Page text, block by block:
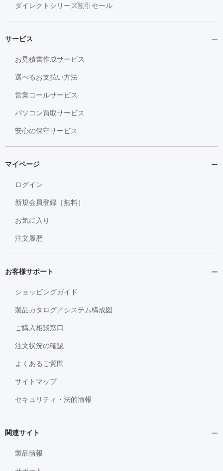
ダイレクトシリーズ割引セール
サービス
お見積書作成サービス
選べるお支払い方法
営業コールサービス
パソコン買取サービス
安心の保守サービス
マイページ
ログイン
新規会員登録［無料］
お気に入り
注文履歴
お客様サポート
ショッピングガイド
製品カタログ／システム構成図
ご購入相談窓口
注文状況の確認
よくあるご質問
サイトマップ
セキュリティ・法的情報
関連サイト
製品情報